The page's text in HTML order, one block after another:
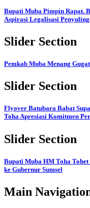
Bupati Muba Pimpin Rapat.
Aspirasi Legalisasi
Slider Section
Pemkab Muba Menang
Slider Section
Flyover Batubara Babat
Toha Apresiasi Komitmen
Slider Section
Bupati Muba HM Toha
ke Gubernur Sumsel
Main